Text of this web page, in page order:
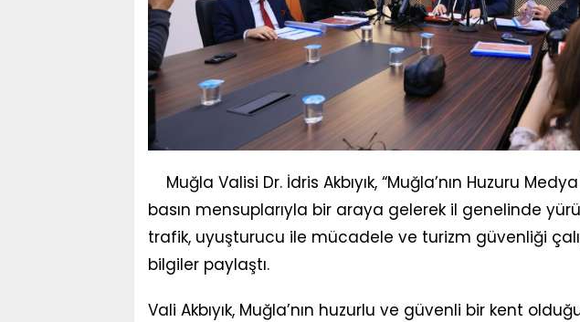
Muğla Valisi Dr. İdris Akbıyık, “Muğla’nın Huzuru
basın mensuplarıyla bir araya gelerek il genelinde
trafik, uyuşturucu ile mücadele ve turizm güvenliği
bilgiler paylaştı.
Vali Akbıyık, Muğla’nın huzurlu ve güvenli bir kent